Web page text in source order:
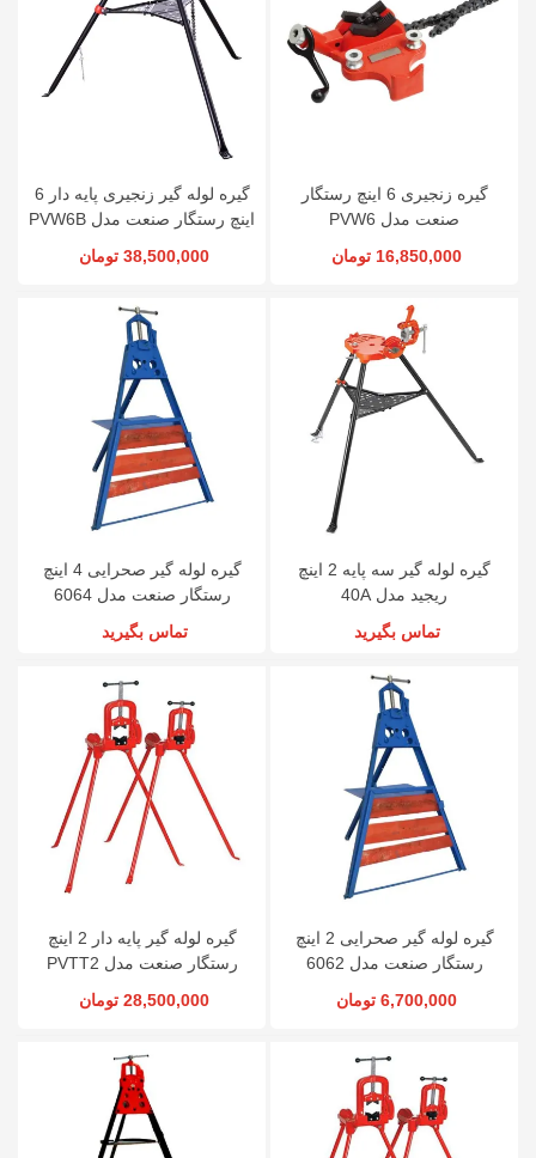
گیره زنجیری 6 اینچ رستگار
صنعت مدل PVW6
16,850,000 تومان
گیره لوله گیر زنجیری پایه دار 6
اینچ رستگار صنعت مدل PVW6B
38,500,000 تومان
گیره لوله گیر سه پایه 2 اینچ
ریجید مدل 40A
تماس بگیرید
گیره لوله گیر صحرایی 4 اینچ
رستگار صنعت مدل 6064
تماس بگیرید
گیره لوله گیر صحرایی 2 اینچ
رستگار صنعت مدل 6062
6,700,000 تومان
گیره لوله گیر پایه دار 2 اینچ
رستگار صنعت مدل PVTT2
28,500,000 تومان